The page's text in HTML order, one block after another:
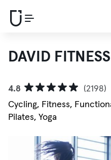
DAVID
4.8
(2198)
Cycling, Fitness,
Pilates, Yoga